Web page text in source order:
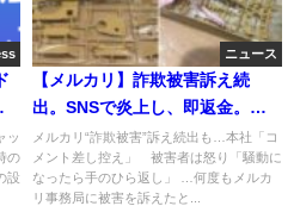
ッ
の
設
ニュース
【メルカリ】詐欺被害訴え続
出。SNSで炎上し、即返金。被
害者は騒動になったら手のひら
返しに激怒
メルカリ“詐欺被害”訴え続出も…本社「コ
メント差し控え」 被害者は怒り「騒動に
なったら手のひら返し」 …何度もメルカ
リ事務局に被害を訴えたと...